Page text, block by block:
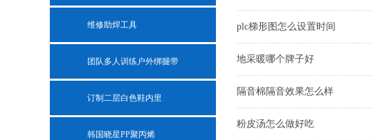
维修助焊工具
团队多人训练户外绑腿带
订制二层白色鞋内里
韩国晓星PP聚丙烯
plc梯形图怎么设置时间
地采暖哪个牌子好
隔音棉隔音效果怎么样
粉皮汤怎么做好吃